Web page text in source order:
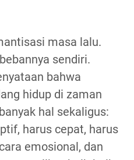
masa lalu.
sendiri.
bahwa
hidup di zaman
hal sekaligus:
harus cepat, harus
emosional, dan